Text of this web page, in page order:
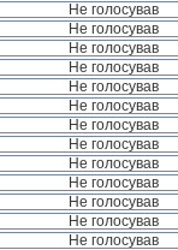
Не голосував
Не голосував
Не голосував
Не голосував
Не голосував
Не голосував
Не голосував
Не голосував
Не голосував
Не голосував
Не голосував
Не голосував
Не голосував